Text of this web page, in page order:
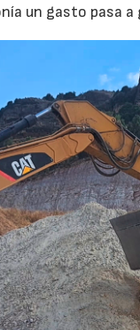
un gasto pasa a